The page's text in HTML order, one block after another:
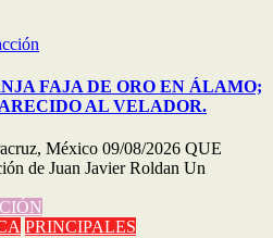
FAJA DE ORO EN ÁLAMO;
AL VELADOR.
México 09/08/2026 QUE
de Juan Javier Roldan Un
PRINCIPALES